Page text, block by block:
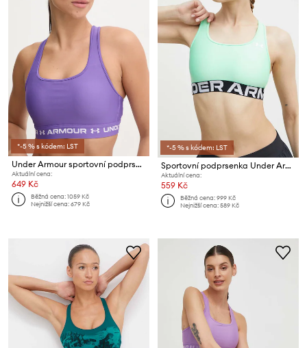
*-5 % s kódem: LST
Under Armour sportovní podprsenka UA Crossback
Aktuální cena:
649 Kč
Běžná cena:1059 Kč
Nejnižší cena:679 Kč
*-5 % s kódem: LST
Sportovní podprsenka Under Armour HG Authentics
Aktuální cena:
559 Kč
Běžná cena:999 Kč
Nejnižší cena:589 Kč